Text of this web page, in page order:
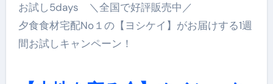
お試し5days ＼全国で好評販売中／
夕食食材宅配No１の【ヨシケイ】がお届けする1週
間お試しキャンペーン！